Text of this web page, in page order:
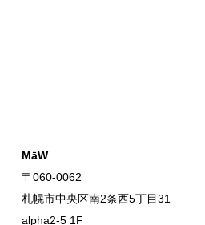
MāW
〒060-0062
札幌市中央区南2条西5丁目31
alpha2-5 1F